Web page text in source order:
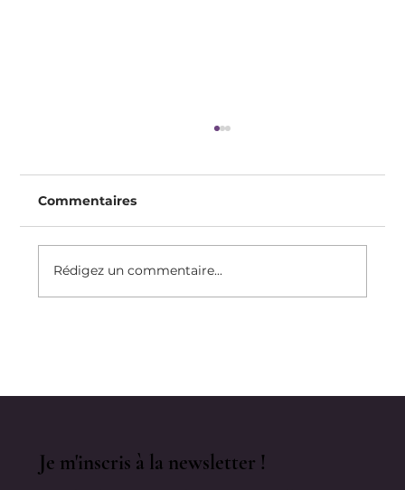
Commentaires
Rédigez un commentaire...
Je m'inscris à la newsletter !